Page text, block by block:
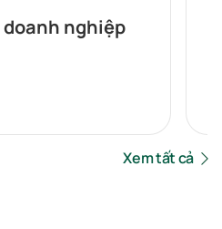
nghiệp
Xem tất cả